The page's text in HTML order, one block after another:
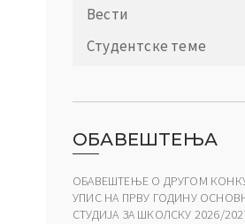
Вести
Студентске теме
ОБАВЕШТЕЊА
ОБАВЕШТЕЊЕ О ДРУГОМ
УПИС НА ПРВУ ГОДИНУ
СТУДИЈА ЗА ШКОЛСКУ 2026/